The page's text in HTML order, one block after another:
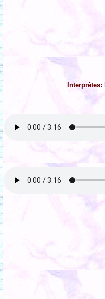
Interprètes: